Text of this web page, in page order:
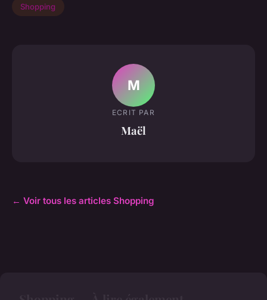
Shopping
M
ECRIT PAR
Maël
← Voir tous les articles Shopping